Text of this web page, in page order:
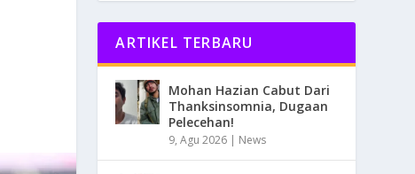
ARTIKEL TERBARU
Mohan Hazian Cabut Dari
Thanksinsomnia, Dugaan
Pelecehan!
9, Agu 2026 | News